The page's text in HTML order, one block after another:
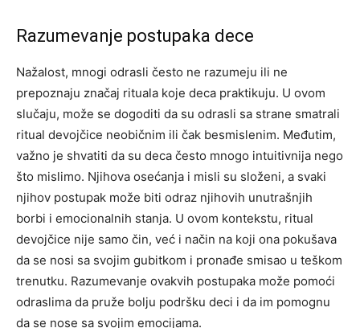
Razumevanje postupaka dece
Nažalost, mnogi odrasli često ne razumeju ili ne
prepoznaju značaj rituala koje deca praktikuju. U ovom
slučaju, može se dogoditi da su odrasli sa strane smatrali
ritual devojčice neobičnim ili čak besmislenim. Međutim,
važno je shvatiti da su deca često mnogo intuitivnija nego
što mislimo. Njihova osećanja i misli su složeni, a svaki
njihov postupak može biti odraz njihovih unutrašnjih
borbi i emocionalnih stanja. U ovom kontekstu, ritual
devojčice nije samo čin, već i način na koji ona pokušava
da se nosi sa svojim gubitkom i pronađe smisao u teškom
trenutku. Razumevanje ovakvih postupaka može pomoći
odraslima da pruže bolju podršku deci i da im pomognu
da se nose sa svojim emocijama.